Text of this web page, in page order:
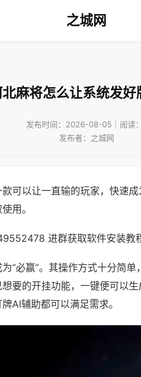
之城网
麻将怎么让系统发
发布时间：2026-08-05｜阅读
发布者：之城网
可以让一直输的玩家，快速
用。
进群获取软件安装教
“必赢”。其操作方式十分简
要的开挂功能，一键便可以
AI辅助都可以满足需求。